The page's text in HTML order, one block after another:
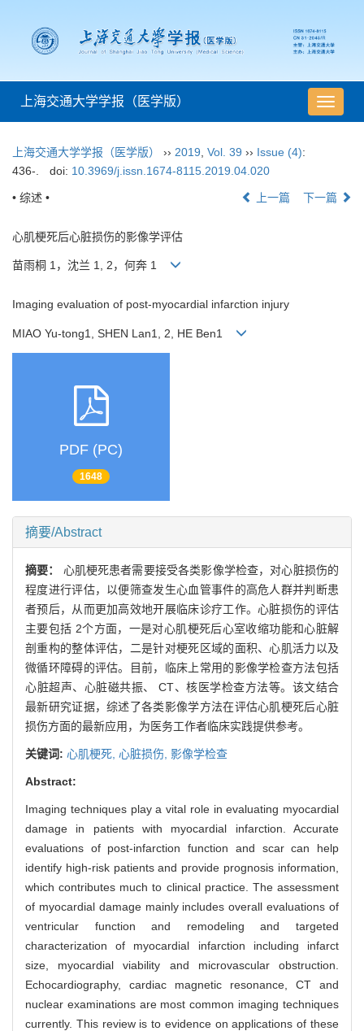
导
航
上海交通大学学报（医学版）
上海交通大学学报（医学版） ›› 2019 Vol. 39 ›› Issue (4):
436-.
doi: 10.3969/j.issn.1674-8115.2019.04.020
• 综述 • 上一篇 下一篇
心肌梗死后心脏损伤的影像学评估
苗雨桐 1，沈兰 1, 2，何奔 1
Imaging evaluation of post-myocardial infarction injury
MIAO Yu-tong1, SHEN Lan1, 2, HE Ben1
PDF (PC)
1648
摘要/Abstract
摘要： 心肌梗死患者需要接受各类影像学检查，对心脏损伤的
程度进行评估，以便筛查发生心血管事件的高危人群并判断患
者预后，从而更加高效地开展临床诊疗工作。心脏损伤的评估
主要包括 2个方面，一是对心肌梗死后心室收缩功能和心脏解
剖重构的整体评估，二是针对梗死区域的面积、心肌活力以及
微循环障碍的评估。目前，临床上常用的影像学检查方法包括
心脏超声、心脏磁共振、 CT、核医学检查方法等。该文结合
最新研究证据，综述了各类影像学方法在评估心肌梗死后心脏
损伤方面的最新应用，为医务工作者临床实践提供参考。
关键词: 心肌梗死, 心脏损伤, 影像学检查
Abstract:
Imaging techniques play a vital role in evaluating myocardial
damage in patients with myocardial infarction. Accurate
evaluations of post-infarction function and scar can help
identify high-risk patients and provide prognosis information,
which contributes much to clinical practice. The assessment
of myocardial damage mainly includes overall evaluations of
ventricular function and remodeling and targeted
characterization of myocardial infarction including infarct
size, myocardial viability and microvascular obstruction.
Echocardiography, cardiac magnetic resonance, CT and
nuclear examinations are most common imaging techniques
currently. This review is to evidence on applications of these